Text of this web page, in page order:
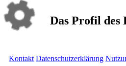
Das Profil
Kontakt Datenschutzerklärung